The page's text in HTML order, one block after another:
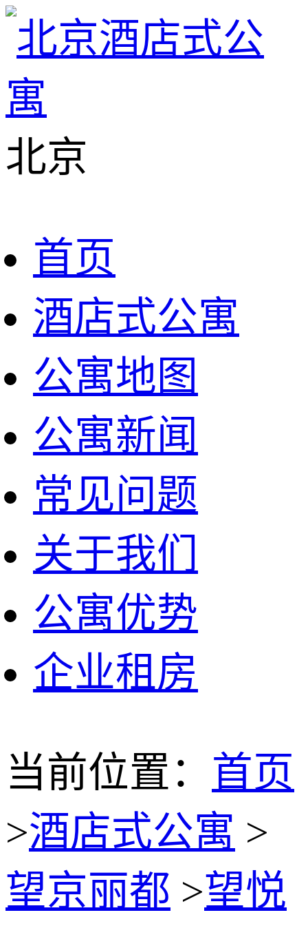
北京
首页
酒店式公寓
公寓地图
公寓新闻
常见问题
关于我们
公寓优势
企业租房
当前位置： 首页
>酒店式公寓 >
望京丽都 >望悦